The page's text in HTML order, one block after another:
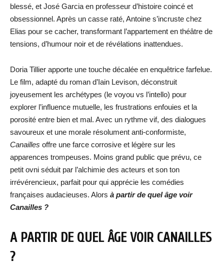
blessé, et José Garcia en professeur d’histoire coincé et
obsessionnel. Après un casse raté, Antoine s’incruste chez
Elias pour se cacher, transformant l’appartement en théâtre de
tensions, d’humour noir et de révélations inattendues.
Doria Tillier apporte une touche décalée en enquêtrice farfelue.
Le film, adapté du roman d’Iain Levison, déconstruit
joyeusement les archétypes (le voyou vs l’intello) pour
explorer l’influence mutuelle, les frustrations enfouies et la
porosité entre bien et mal. Avec un rythme vif, des dialogues
savoureux et une morale résolument anti-conformiste,
Canailles offre une farce corrosive et légère sur les
apparences trompeuses. Moins grand public que prévu, ce
petit ovni séduit par l’alchimie des acteurs et son ton
irrévérencieux, parfait pour qui apprécie les comédies
françaises audacieuses. Alors à partir de quel âge voir
Canailles ?
A PARTIR DE QUEL ÂGE VOIR CANAILLES
?